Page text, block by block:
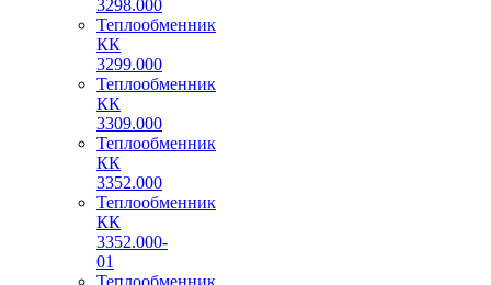
3298.000
Теплообменник
КК
3299.000
Теплообменник
КК
3309.000
Теплообменник
КК
3352.000
Теплообменник
КК
3352.000-
01
Теплообменник